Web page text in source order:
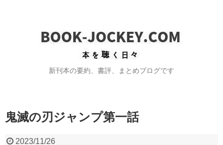
新刊本の要約、書評、まとめブログです
鬼滅の刃ジャンプ第一話
2023/11/26